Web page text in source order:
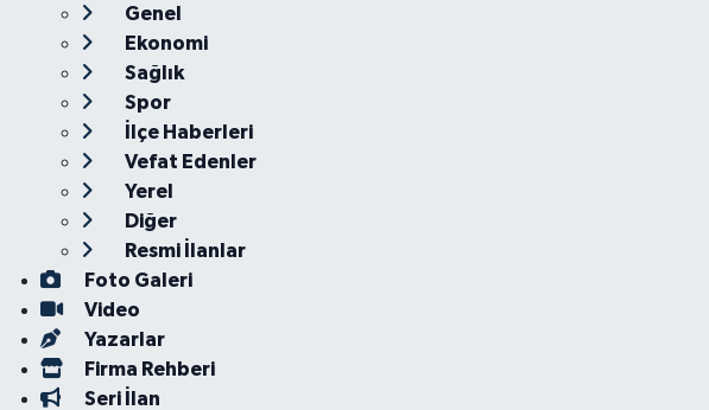
Genel
Ekonomi
Sağlık
Spor
İlçe Haberleri
Vefat Edenler
Yerel
Diğer
Resmi İlanlar
Foto Galeri
Video
Yazarlar
Firma Rehberi
Seri İlan